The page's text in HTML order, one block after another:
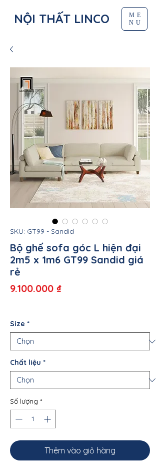
NỘI THẤT LINCO
ME
NU
SKU: GT99 - Sandid
Bộ ghế sofa góc L hiện đại
2m5 x 1m6 GT99 Sandid giá
rẻ
9.100.000 ₫Giá
Size *
Chất liệu *
Số lượng *
Thêm vào giỏ hàng